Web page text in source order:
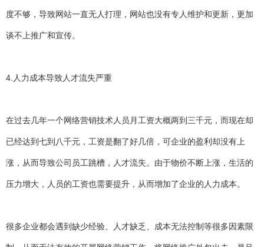
度不够，导致网站一直无人打理，网站也没有专人维护和更新，更加
谈不上推广和宣传。
4.人力成本导致人才流失严重
在过去几年一个网络营销技术人员月工资大概两到三千元，而现在却
已经达到七到八千元，工资是翻了好几倍，可企业的盈利却没有上
涨，从而导致公司员工跳槽，人才流失。由于物价不断上涨，生活的
压力增大，人员的工资也需要提升，从而增加了企业的人力成本。
很多企业都会遇到缺少经验、人才缺乏、成本无法控制等很多因素限